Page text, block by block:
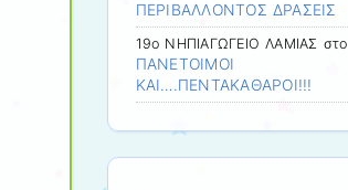
ΠΕΡΙΒΑΛΛΟΝΤΟΣ ΔΡΑΣΕΙΣ
19ο ΝΗΠΙΑΓΩΓΕΙΟ ΛΑΜΙΑΣ στο
ΠΑΝΕΤΟΙΜΟΙ
ΚΑΙ….ΠΕΝΤΑΚΑΘΑΡΟΙ!!!